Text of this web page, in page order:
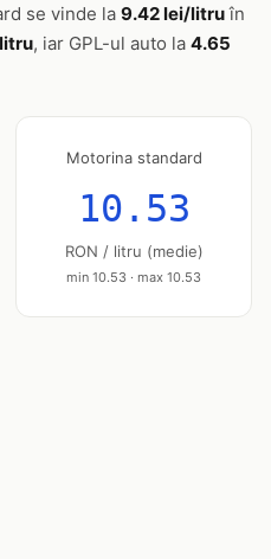
se vinde la 9.42 lei/litruîn
, iar GPL-ul auto la 4.65
Motorina standard
10.53
RON / litru (medie)
min 10.53 · max 10.53